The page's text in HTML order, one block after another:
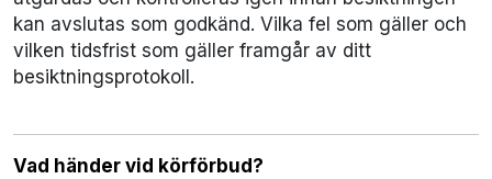
kan avslutas som godkänd. Vilka fel som gäller och
vilken tidsfrist som gäller framgår av ditt
besiktningsprotokoll.
Vad händer vid körförbud?